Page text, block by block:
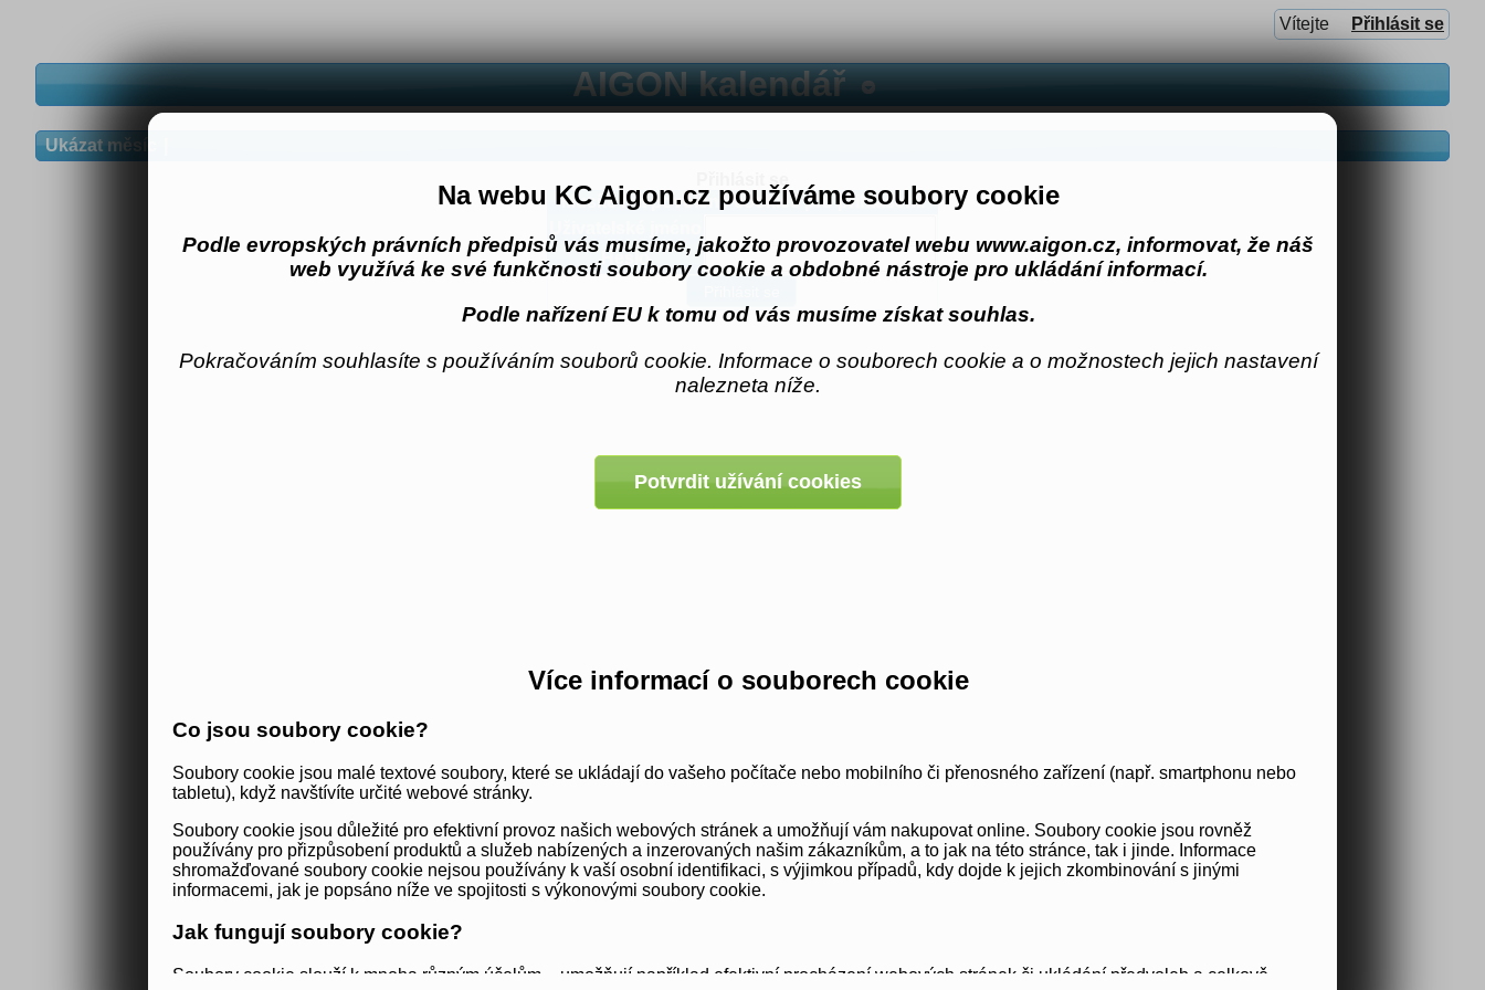
Na webu KC Aigon.cz používáme soubory cookie
Podle evropských právních předpisů vás musíme, jakožto provozovatel webu www.aigon.cz, informovat, že náš
web využívá ke své funkčnosti soubory cookie a obdobné nástroje pro ukládání informací.
Podle nařízení EU k tomu od vás musíme získat souhlas.
Pokračováním souhlasíte s používáním souborů cookie. Informace o souborech cookie a o možnostech jejich nastavení
nalezneta níže.
Potvrdit užívání cookies
Více informací o souborech cookie
Co jsou soubory cookie?
Soubory cookie jsou malé textové soubory, které se ukládají do vašeho počítače nebo mobilního či přenosného zařízení (např. smartphonu nebo
tabletu), když navštívíte určité webové stránky.
Soubory cookie jsou důležité pro efektivní provoz našich webových stránek a umožňují vám nakupovat online. Soubory cookie jsou rovněž
používány pro přizpůsobení produktů a služeb nabízených a inzerovaných našim zákazníkům, a to jak na této stránce, tak i jinde. Informace
shromažďované soubory cookie nejsou používány k vaší osobní identifikaci, s výjimkou případů, kdy dojde k jejich zkombinování s jinými
informacemi, jak je popsáno níže ve spojitosti s výkonovými soubory cookie.
Jak fungují soubory cookie?
Soubory cookie slouží k mnoha různým účelům – umožňují například efektivní procházení webových stránek či ukládání předvoleb a celkově
Vítejte Přihlásit se
AIGON kalendář
Ukázat měsíc
Musíte mít povolené cookies pro přihlášení.
Heslo